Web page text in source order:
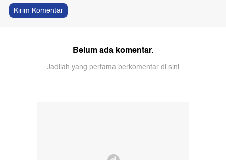
Kirim Komentar
Belum ada komentar.
Jadilah yang pertama berkomentar di sini